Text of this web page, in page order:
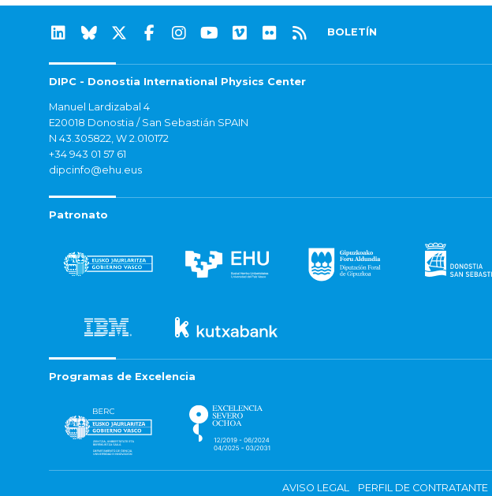
BOLETÍN
DIPC - Donostia International Physics Center
Manuel Lardizabal 4
E20018 Donostia / San Sebastián SPAIN
N 43.305822, W 2.010172
+34 943 01 57 61
dipcinfo@ehu.eus
Patronato
Programas de Excelencia
AVISO LEGAL PERFIL DE CONTRATANTE